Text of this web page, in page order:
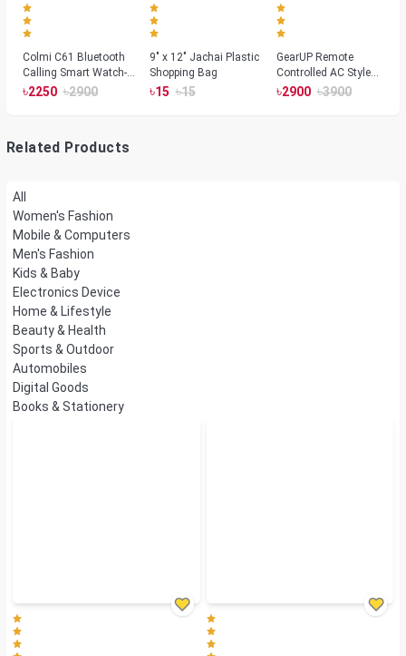
Colmi C61 Bluetooth
Calling Smart Watch-
Silver Color
৳2250 ৳2900
9" x 12" Jachai Plastic
Shopping Bag
৳15 ৳15
GearUP Remote
Controlled AC Style
Room Heater 1800
৳2900 ৳3900
Related Products
All
Women's Fashion
Mobile & Computers
Men's Fashion
Kids & Baby
Electronics Device
Home & Lifestyle
Beauty & Health
Sports & Outdoor
Automobiles
Digital Goods
Books & Stationery